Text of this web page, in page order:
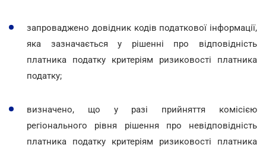
запроваджено довідник кодів податкової інформації,
яка зазначається у рішенні про відповідність
платника податку критеріям ризиковості платника
податку;
визначено, що у разі прийняття комісією
регіонального рівня рішення про невідповідність
платника податку критеріям ризиковості платника